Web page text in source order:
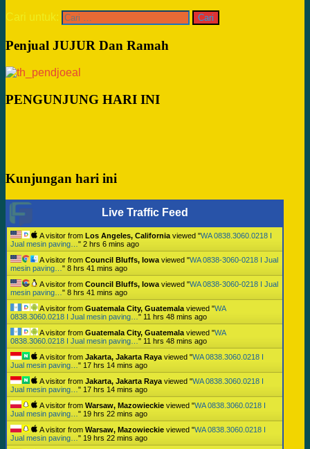
Cari untuk:
Penjual JUJUR Dan Ramah
PENGUNJUNG HARI INI
Kunjungan hari ini
Live Traffic Feed
A visitor from Los Angeles, California viewed "WA 0838.3060.0218 I
Jual mesin paving… " 2 hrs 6 mins ago
A visitor from Council Bluffs, Iowa viewed "WA 0838-3060-0218 I Jual
mesin paving… " 8 hrs 41 mins ago
A visitor from Council Bluffs, Iowa viewed "WA 0838-3060-0218 I Jual
mesin paving… " 8 hrs 41 mins ago
A visitor from Guatemala City, Guatemala viewed "WA
0838.3060.0218 I Jual mesin paving… " 11 hrs 48 mins ago
A visitor from Guatemala City, Guatemala viewed "WA
0838.3060.0218 I Jual mesin paving… " 11 hrs 48 mins ago
A visitor from Jakarta, Jakarta Raya viewed "WA 0838.3060.0218 I
Jual mesin paving… " 17 hrs 14 mins ago
A visitor from Jakarta, Jakarta Raya viewed "WA 0838.3060.0218 I
Jual mesin paving… " 17 hrs 14 mins ago
A visitor from Warsaw, Mazowieckie viewed "WA 0838.3060.0218 I
Jual mesin paving… " 19 hrs 22 mins ago
A visitor from Warsaw, Mazowieckie viewed "WA 0838.3060.0218 I
Jual mesin paving… " 19 hrs 22 mins ago